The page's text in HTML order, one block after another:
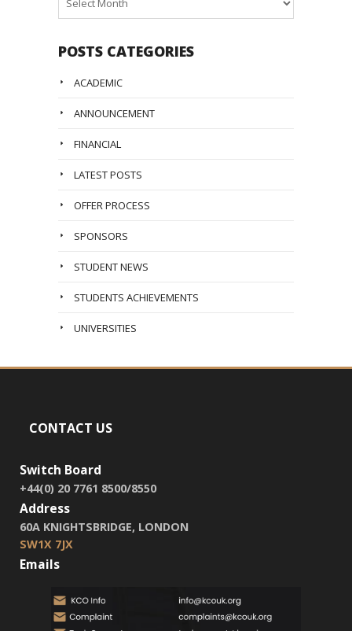
Archive
POSTS CATEGORIES
ACADEMIC
ANNOUNCEMENT
FINANCIAL
LATEST POSTS
OFFER PROCESS
SPONSORS
STUDENT NEWS
STUDENTS ACHIEVEMENTS
UNIVERSITIES
CONTACT US
Switch Board
+44(0) 20 7761 8500/8550
Address
60A KNIGHTSBRIDGE, LONDON
SW1X 7JX
Emails